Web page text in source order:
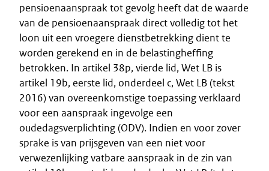
pensioenaanspraak tot gevolg heeft dat de waarde
van de pensioenaanspraak direct volledig tot het
loon uit een vroegere dienstbetrekking dient te
worden gerekend en in de belastingheffing
betrokken. In artikel 38p, vierde lid, Wet LB is
artikel 19b, eerste lid, onderdeel c, Wet LB (tekst
2016) van overeenkomstige toepassing verklaard
voor een aanspraak ingevolge een
oudedagsverplichting (ODV). Indien en voor zover
sprake is van prijsgeven van een niet voor
verwezenlijking vatbare aanspraak in de zin van